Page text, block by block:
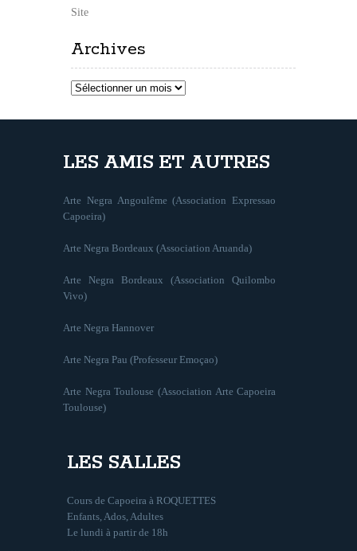
Site
Archives
Archives
LES AMIS ET AUTRES
Arte Negra Angoulême (Association Expressao
Capoeira)
Arte Negra Bordeaux (Association Aruanda)
Arte Negra Bordeaux (Association Quilombo
Vivo)
Arte Negra Hannover
Arte Negra Pau (Professeur Emoçao)
Arte Negra Toulouse (Association Arte Capoeira
Toulouse)
LES SALLES
Cours de Capoeira à ROQUETTES
Enfants, Ados, Adultes
Le lundi à partir de 18h